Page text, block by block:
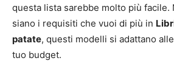
questa lista sarebbe molto più facile.
siano i requisiti che vuoi di più in
patate, questi modelli si adattano
tuo budget.